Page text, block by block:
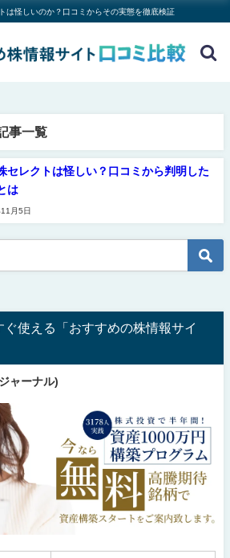
は怪しいのか？口コミからその実態を徹底検証
事一覧
セレクトは怪しい？口コミから判明した
は
月5日
使える「おすすめの株情報サイ
ャーナル)